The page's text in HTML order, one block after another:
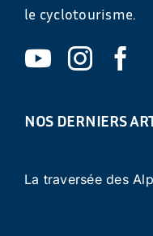
le cyclotourisme.
NOS DERNIERS
La traversée des